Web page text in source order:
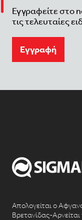
Εγγραφείτε στο
τις τελευταίες
Eγγραφή
Απολογείται ο
Βρετανίδας-Αρνείται